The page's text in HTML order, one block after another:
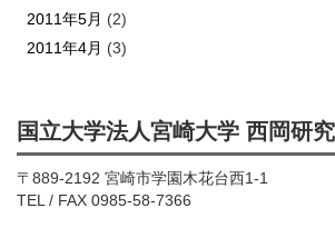
2011年5月 (2)
2011年4月 (3)
国立大学法人宮崎大学 西岡研
〒889-2192 宮崎市学園木花台西1-1
TEL / FAX 0985-58-7366